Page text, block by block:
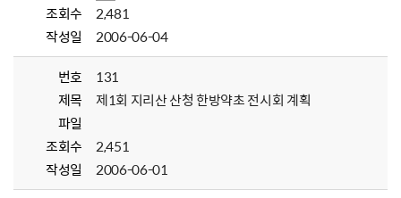
조회수
2,481
작성일
2006-06-04
번호
131
제목
제1회 지리산 산청 한방약초 전시회 계획
파일
조회수
2,451
작성일
2006-06-01